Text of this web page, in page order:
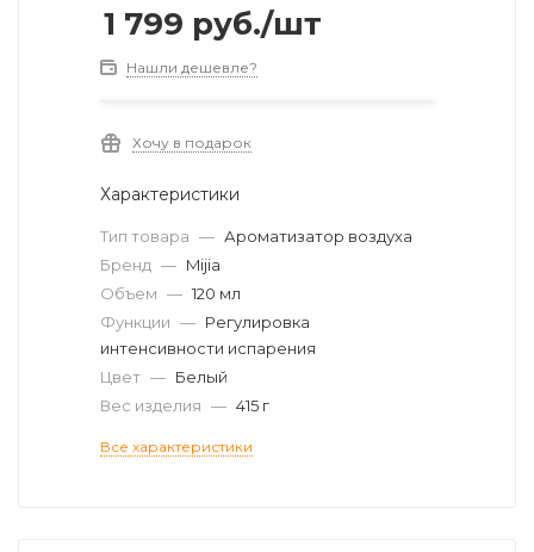
1 799 руб./шт
Нашли дешевле?
Хочу в подарок
Характеристики
Тип товара — Ароматизатор воздуха
Бренд — Mijia
Объем — 120 мл
Функции — Регулировка
интенсивности испарения
Цвет — Белый
Вес изделия — 415 г
Все характеристики